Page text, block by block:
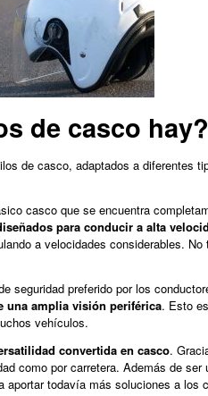
de casco hay?
de casco, adaptados a diferentes
casco que se encuentra
para conducir a alta
a velocidades considerables.
seguridad preferido por los
una amplia visión periférica. Esto
vehículos.
convertida en casco.
como por carretera. Además de ser
aportar todavía más soluciones a los